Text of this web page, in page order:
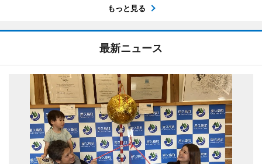
もっと見る
最新ニュース